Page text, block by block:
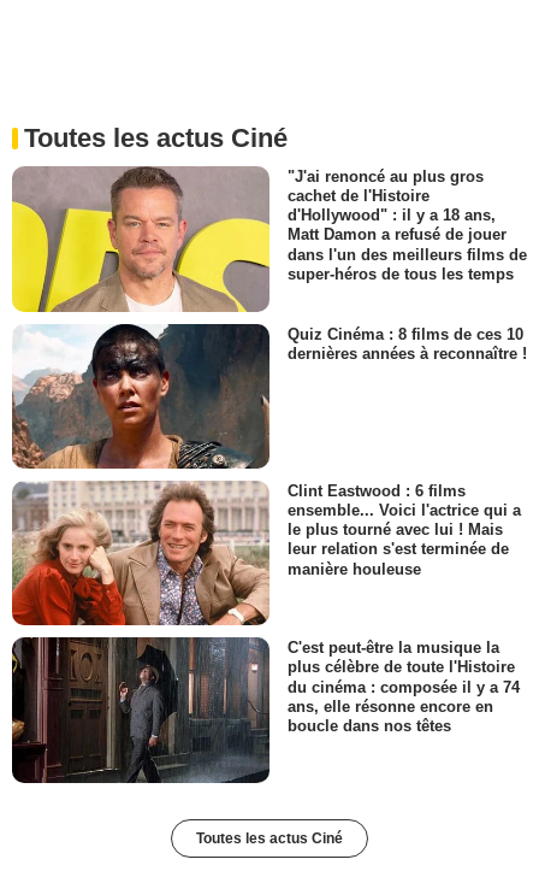
Toutes les actus Ciné
"J'ai renoncé au plus gros
cachet de l'Histoire
d'Hollywood" : il y a 18 ans,
Matt Damon a refusé de jouer
dans l'un des meilleurs films de
super-héros de tous les temps
Quiz Cinéma : 8 films de ces 10
dernières années à reconnaître !
Clint Eastwood : 6 films
ensemble... Voici l'actrice qui a
le plus tourné avec lui ! Mais
leur relation s'est terminée de
manière houleuse
C'est peut-être la musique la
plus célèbre de toute l'Histoire
du cinéma : composée il y a 74
ans, elle résonne encore en
boucle dans nos têtes
Toutes les actus Ciné